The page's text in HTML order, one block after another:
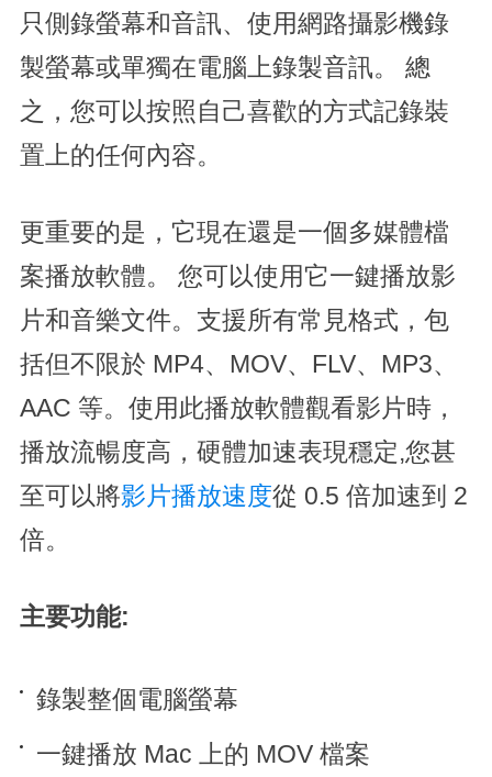
只側錄螢幕和音訊、使用網路攝影機錄
製螢幕或單獨在電腦上錄製音訊。 總
之，您可以按照自己喜歡的方式記錄裝
置上的任何內容。
更重要的是，它現在還是一個多媒體檔
案播放軟體。 您可以使用它一鍵播放影
片和音樂文件。支援所有常見格式，包
括但不限於 MP4、MOV、FLV、MP3、
AAC 等。使用此播放軟體觀看影片時，
播放流暢度高，硬體加速表現穩定,您甚
至可以將影片播放速度從 0.5 倍加速到 2
倍。
主要功能:
錄製整個電腦螢幕
一鍵播放 Mac 上的 MOV 檔案